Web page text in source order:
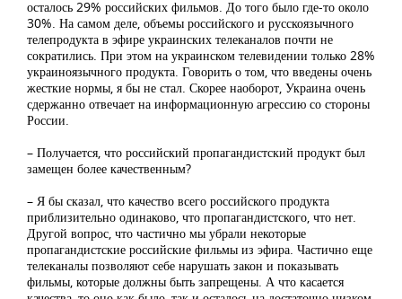
осталось 29% российских фильмов. До того было где-то около
30%. На самом деле, объемы российского и русскоязычного
телепродукта в эфире украинских телеканалов почти не
сократились. При этом на украинском телевидении только 28%
украиноязычного продукта. Говорить о том, что введены очень
жесткие нормы, я бы не стал. Скорее наоборот, Украина очень
сдержанно отвечает на информационную агрессию со стороны
России.
– Получается, что российский пропагандистский продукт был
замещен более качественным?
– Я бы сказал, что качество всего российского продукта
приблизительно одинаково, что пропагандистского, что нет.
Другой вопрос, что частично мы убрали некоторые
пропагандистские российские фильмы из эфира. Частично еще
телеканалы позволяют себе нарушать закон и показывать
фильмы, которые должны быть запрещены. А что касается